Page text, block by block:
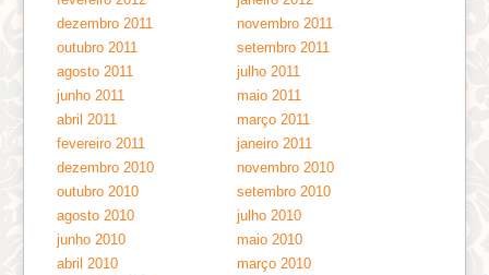
dezembro 2011
novembro 2011
outubro 2011
setembro 2011
agosto 2011
julho 2011
junho 2011
maio 2011
abril 2011
março 2011
fevereiro 2011
janeiro 2011
dezembro 2010
novembro 2010
outubro 2010
setembro 2010
agosto 2010
julho 2010
junho 2010
maio 2010
abril 2010
março 2010